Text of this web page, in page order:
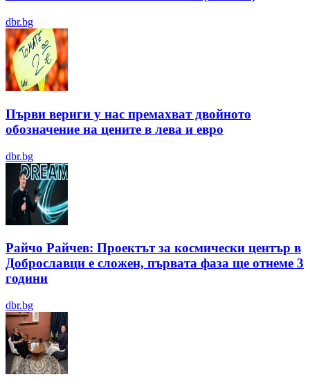
dbr.bg
Първи вериги у нас премахват двойното
обозначение на цените в лева и евро
dbr.bg
Райчо Райчев: Проектът за космически център в
Доброславци е сложен, първата фаза ще отнеме 3
години
dbr.bg